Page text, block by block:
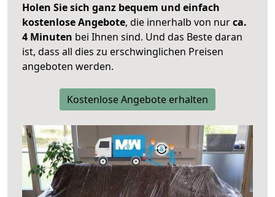
Holen Sie sich ganz bequem und einfach
kostenlose Angebote, die innerhalb von nurca.
4 Minuten bei Ihnen sind. Und das Beste daran
ist, dass all dies zu erschwinglichen Preisen
angeboten werden.
Kostenlose Angebote erhalten